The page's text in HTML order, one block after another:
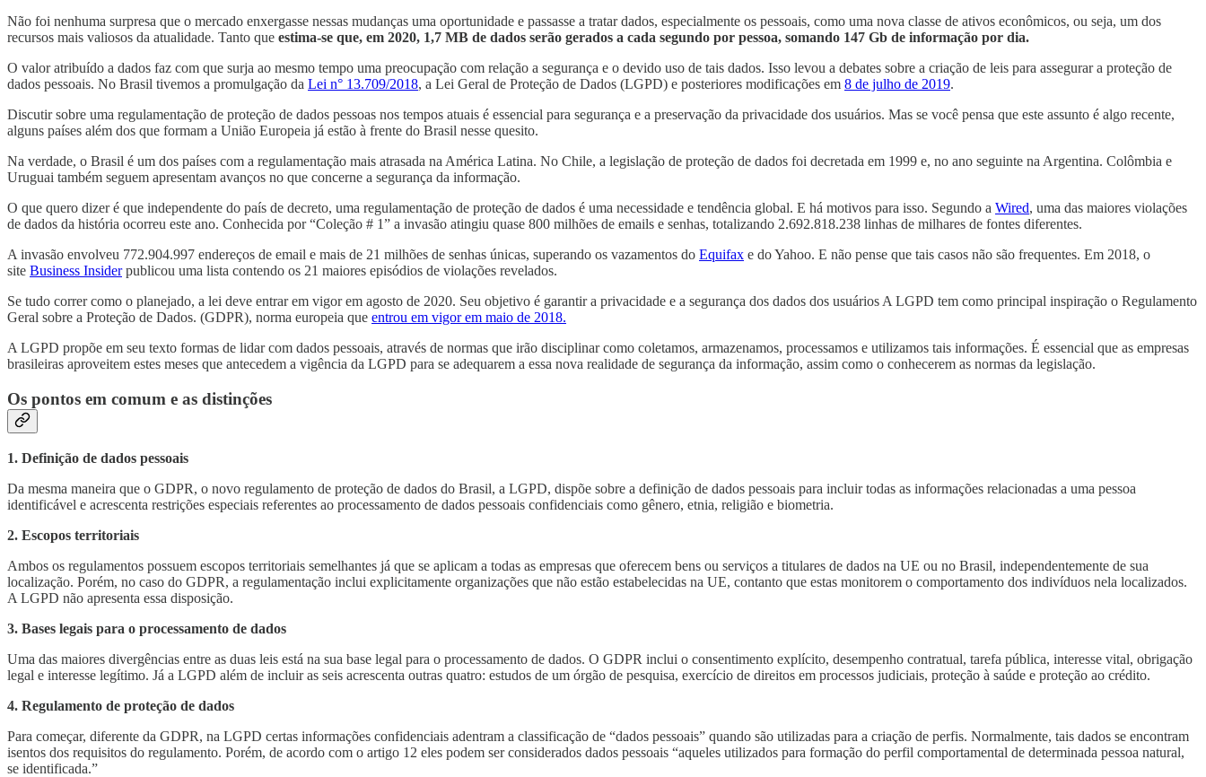
Não foi nenhuma surpresa que o mercado enxergasse nessas mudanças uma oportunidade e passasse a tratar dados, especialmente os pessoais, como uma nova classe de ativos econômicos, ou seja, um dos
recursos mais valiosos da atualidade. Tanto que estima-se que, em 2020, 1,7 MB de dados serão gerados a cada segundo por pessoa, somando 147 Gb de informação por dia.
O valor atribuído a dados faz com que surja ao mesmo tempo uma preocupação com relação a segurança e o devido uso de tais dados. Isso levou a debates sobre a criação de leis para assegurar a proteção de
dados pessoais. No Brasil tivemos a promulgação da Lei n° 13.709/2018, a Lei Geral de Proteção de Dados (LGPD) e posteriores modificações em 8 de julho de 2019.
Discutir sobre uma regulamentação de proteção de dados pessoas nos tempos atuais é essencial para segurança e a preservação da privacidade dos usuários. Mas se você pensa que este assunto é algo recente,
alguns países além dos que formam a União Europeia já estão à frente do Brasil nesse quesito.
Na verdade, o Brasil é um dos países com a regulamentação mais atrasada na América Latina. No Chile, a legislação de proteção de dados foi decretada em 1999 e, no ano seguinte na Argentina. Colômbia e
Uruguai também seguem apresentam avanços no que concerne a segurança da informação.
O que quero dizer é que independente do país de decreto, uma regulamentação de proteção de dados é uma necessidade e tendência global. E há motivos para isso. Segundo a Wired, uma das maiores violações
de dados da história ocorreu este ano. Conhecida por “Coleção # 1” a invasão atingiu quase 800 milhões de emails e senhas, totalizando 2.692.818.238 linhas de milhares de fontes diferentes.
A invasão envolveu 772.904.997 endereços de email e mais de 21 milhões de senhas únicas, superando os vazamentos do Equifax e do Yahoo. E não pense que tais casos não são frequentes. Em 2018, o
site Business Insiderpublicou uma lista contendo os 21 maiores episódios de violações revelados.
Se tudo correr como o planejado, a lei deve entrar em vigor em agosto de 2020. Seu objetivo é garantir a privacidade e a segurança dos dados dos usuários A LGPD tem como principal inspiração o Regulamento
Geral sobre a Proteção de Dados. (GDPR), norma europeia que entrou em vigor em maio de 2018.
A LGPD propõe em seu texto formas de lidar com dados pessoais, através de normas que irão disciplinar como coletamos, armazenamos, processamos e utilizamos tais informações. É essencial que as empresas
brasileiras aproveitem estes meses que antecedem a vigência da LGPD para se adequarem a essa nova realidade de segurança da informação, assim como o conhecerem as normas da legislação.
Os pontos em comum e as distinções
1. Definição de dados pessoais
Da mesma maneira que o GDPR, o novo regulamento de proteção de dados do Brasil, a LGPD, dispõe sobre a definição de dados pessoais para incluir todas as informações relacionadas a uma pessoa
identificável e acrescenta restrições especiais referentes ao processamento de dados pessoais confidenciais como gênero, etnia, religião e biometria.
2. Escopos territoriais
Ambos os regulamentos possuem escopos territoriais semelhantes já que se aplicam a todas as empresas que oferecem bens ou serviços a titulares de dados na UE ou no Brasil, independentemente de sua
localização. Porém, no caso do GDPR, a regulamentação inclui explicitamente organizações que não estão estabelecidas na UE, contanto que estas monitorem o comportamento dos indivíduos nela localizados.
A LGPD não apresenta essa disposição.
3. Bases legais para o processamento de dados
Uma das maiores divergências entre as duas leis está na sua base legal para o processamento de dados. O GDPR inclui o consentimento explícito, desempenho contratual, tarefa pública, interesse vital, obrigação
legal e interesse legítimo. Já a LGPD além de incluir as seis acrescenta outras quatro: estudos de um órgão de pesquisa, exercício de direitos em processos judiciais, proteção à saúde e proteção ao crédito.
4. Regulamento de proteção de dados
Para começar, diferente da GDPR, na LGPD certas informações confidenciais adentram a classificação de “dados pessoais” quando são utilizadas para a criação de perfis. Normalmente, tais dados se encontram
isentos dos requisitos do regulamento. Porém, de acordo com o artigo 12 eles podem ser considerados dados pessoais “aqueles utilizados para formação do perfil comportamental de determinada pessoa natural,
se identificada.”